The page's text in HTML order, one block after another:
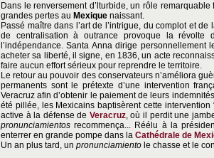
Dans le renversement d’lturbide, un rôle
grandes pertes au Mexique naissant.
Passé maître dans l’art de l’intrigue, du complot et
de centralisation à outrance provoque la révolte
l’indépendance. Santa Anna dirige
acheter sa liberté, il signe, en 1836, un acte
faire aucun effort sérieux pour reprendre le territoire.
Le retour au pouvoir des conservateurs n’améliora
permanents sont le prétexte d’une intervention
Veracruz afin d’obtenir le paiement de leurs
été pillée, les Mexicains baptisèrent cette
active à la défense de Veracruz, où il perdit une
pronunciamientos recommença... Réélu à la
enterrer en grande pompe dans la Cathédrale de
Un an plus tard, un pronunciamiento le chasse et le